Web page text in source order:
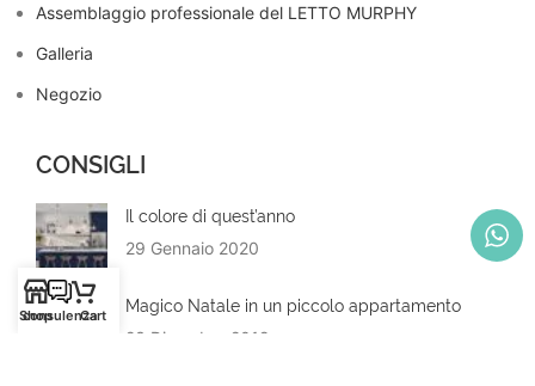
Assemblaggio professionale del LETTO MURPHY
Galleria
Negozio
CONSIGLI
Il colore di quest’anno
29 Gennaio 2020
Magico Natale in un piccolo appartamento
23 Dicembre 2019
Shop
consulenza
Cart